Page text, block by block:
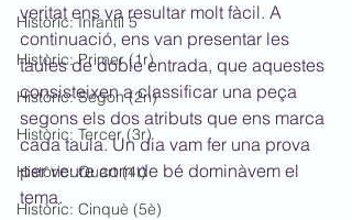
Històric: Infantil 5
Històric: Primer (1r)
Històric: Segon (2n)
Històric: Tercer (3r)
Històric: Quart (4t)
Històric: Cinquè (5è)
veritat ens va resultar molt fàcil. A
continuació, ens van presentar les
taules de doble entrada, que aquestes
consisteixen a classificar una peça
segons els dos atributs que ens marca
cada taula. Un dia vam fer una prova
per veure com de bé dominàvem el
tema.